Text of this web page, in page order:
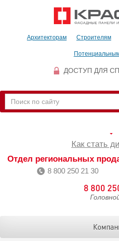
Архитекторам Строителям
ДОСТУП ДЛЯ
Как стать
Отдел региональных
8 800 250 21 30
8 800